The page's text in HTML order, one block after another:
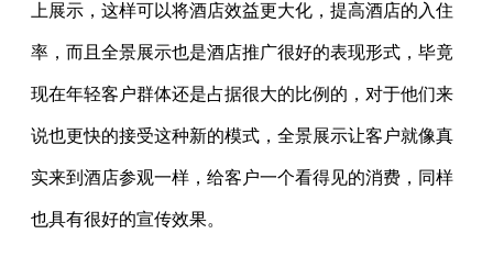
上展示，这样可以将酒店效益更大化，提高酒店的入住
率，而且全景展示也是酒店推广很好的表现形式，毕竟
现在年轻客户群体还是占据很大的比例的，对于他们来
说也更快的接受这种新的模式，全景展示让客户就像真
实来到酒店参观一样，给客户一个看得见的消费，同样
也具有很好的宣传效果。